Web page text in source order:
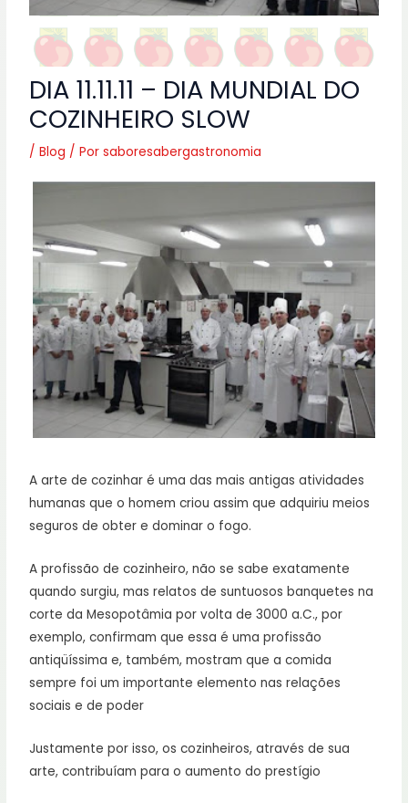
DIA 11.11.11 – DIA MUNDIAL DO
COZINHEIRO SLOW
/Blog / Porsaboresabergastronomia
A arte de cozinhar é uma das mais antigas atividades
humanas que o homem criou assim que adquiriu meios
seguros de obter e dominar o fogo.
A profissão de cozinheiro, não se sabe exatamente
quando surgiu, mas relatos de suntuosos banquetes na
corte da Mesopotâmia por volta de 3000 a.C., por
exemplo, confirmam que essa é uma profissão
antiqüíssima e, também, mostram que a comida
sempre foi um importante elemento nas relações
sociais e de poder
Justamente por isso, os cozinheiros, através de sua
arte, contribuíam para o aumento do prestígio